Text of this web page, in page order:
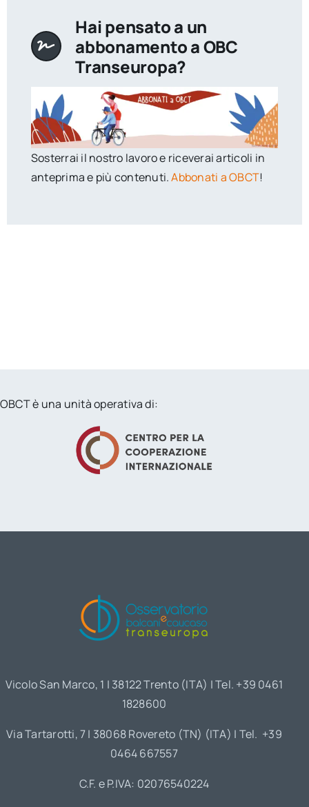
Hai pensato a un
abbonamento a OBC
Transeuropa?
Sosterrai il nostro lavoro e riceverai articoli in
anteprima e più contenuti.Abbonati a OBCT!
OBCT è una unità operativa di:
Vicolo San Marco, 1 | 38122 Trento (ITA) | Tel. +39 0461
1828600
Via Tartarotti, 7 | 38068 Rovereto (TN) (ITA) | Tel. +39
0464 667557
C.F. e P.IVA: 02076540224